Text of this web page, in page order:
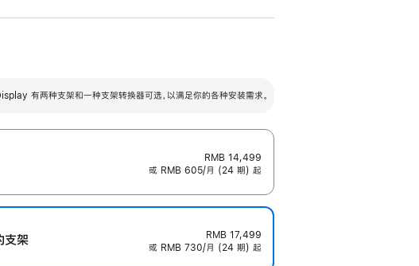
毫米的高度调节范围。
有两种支架和一种支架转换器可选，以满足你的各种安装需求。
RMB 14,499
或 RMB 605/月 (24 期) 起
支‍架
RMB 17,499
或 RMB 730/月 (24 期) 起